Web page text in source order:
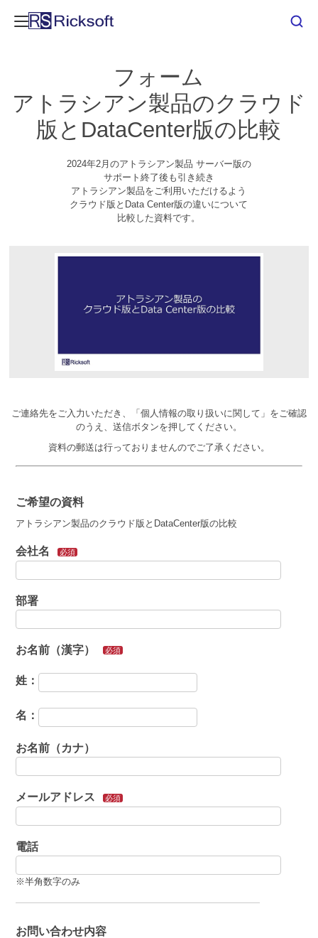
フォーム
アトラシアン製品のクラウド
版とDataCenter版の比較
2024年2月のアトラシアン製品 サーバー版の
サポート終了後も引き続き
アトラシアン製品をご利用いただけるよう
クラウド版とData Center版の違いについて
比較した資料です。
ご連絡先をご入力いただき、「個人情報の取り扱いに関して」をご確認
のうえ、送信ボタンを押してください。
資料の郵送は行っておりませんのでご了承ください。
ご希望の資料
アトラシアン製品のクラウド版とDataCenter版の比較
会社名 必須
部署
お名前（漢字） 必須
姓：
名：
お名前（カナ）
メールアドレス 必須
電話
※半角数字のみ
お問い合わせ内容